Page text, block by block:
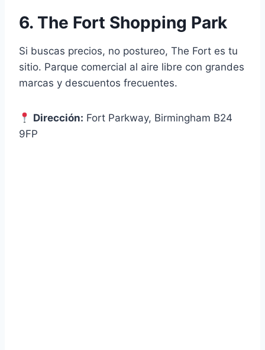
6. The Fort Shopping Park
Si buscas precios, no postureo, The Fort es tu
sitio. Parque comercial al aire libre con grandes
marcas y descuentos frecuentes.
Dirección: Fort Parkway, Birmingham B24
9FP